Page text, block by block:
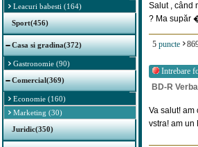
Leacuri babesti (164)
Sport(456)
Casa si gradina(372)
Gastronomie (90)
Comercial(369)
Economie (160)
Marketing (30)
Juridic(350)
Salut , când
? Ma supăr
5 puncte
Intrebare
BD-R
Va salut!
vstra! am un